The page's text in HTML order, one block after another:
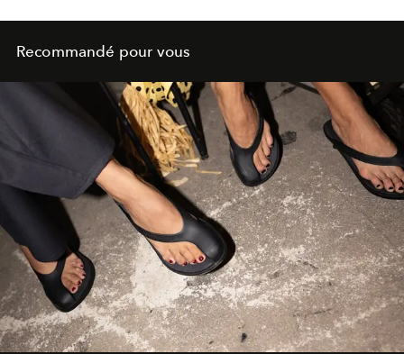
Recommandé pour vous